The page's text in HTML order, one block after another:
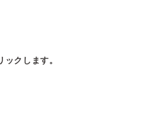
クします。